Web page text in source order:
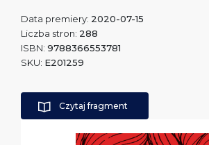
Data premiery: 2020-07-15
Liczba stron: 288
ISBN: 9788366553781
SKU: E201259
Czytaj fragment